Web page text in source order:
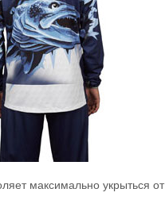
максимально укрыться от